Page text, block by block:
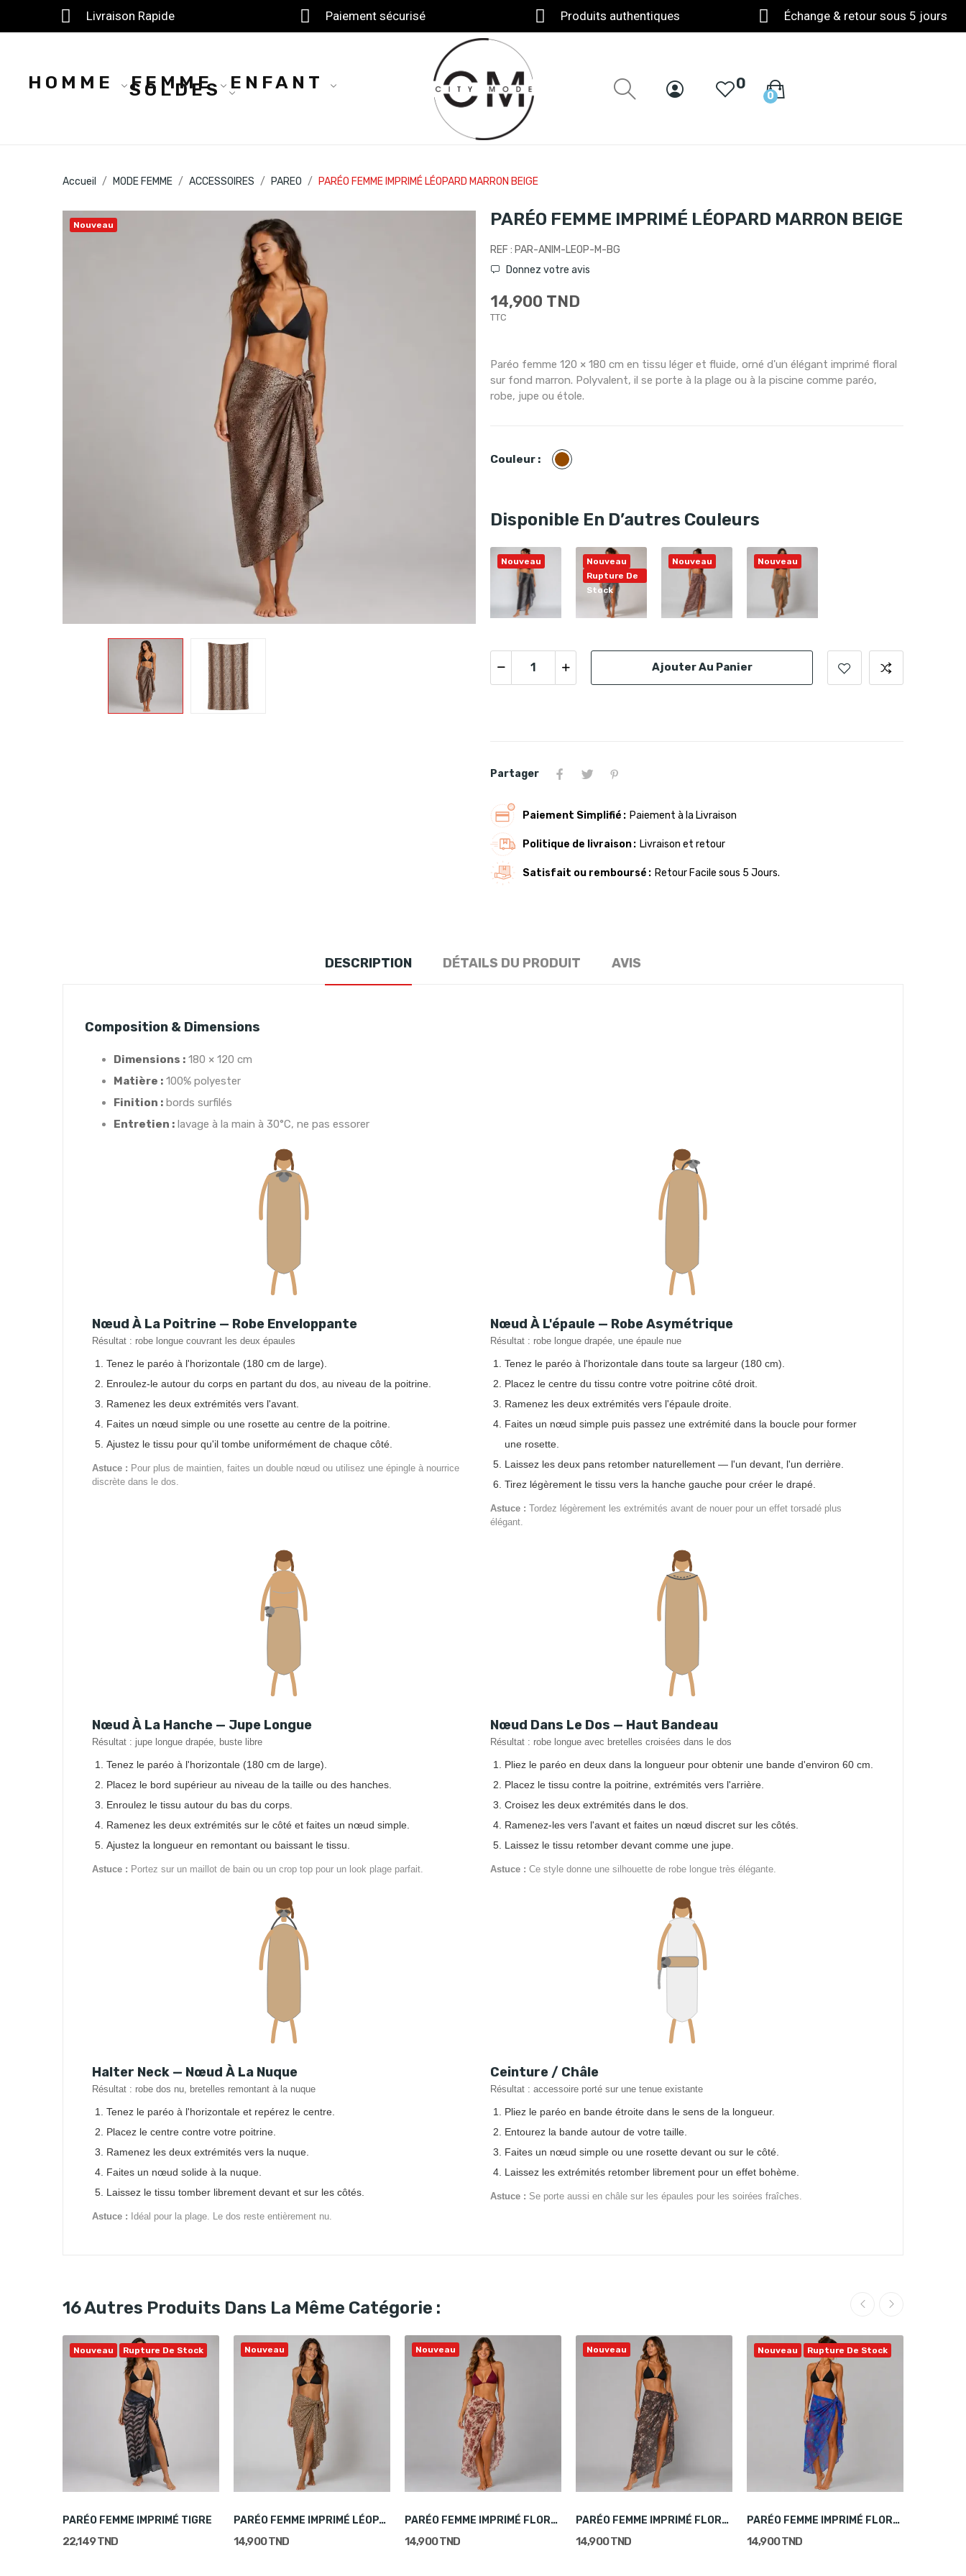
Livraison Rapide Paiement sécurisé Produits authentiques Échange & retour sous 5 jours
HOMME FEMME ENFANT
SOLDES 0
0
Accueil MODE FEMME ACCESSOIRES PAREO PARÉO FEMME IMPRIMÉ LÉOPARD MARRON BEIGE
Nouveau PARÉO FEMME IMPRIMÉ LÉOPARD MARRON BEIGE
REF : PAR-ANIM-LEOP-M-BG
Donnez votre avis
14,900 TND
TTC
Paréo femme 120 × 180 cm en tissu léger et fluide, orné d'un élégant imprimé floral
sur fond marron. Polyvalent, il se porte à la plage ou à la piscine comme paréo,
robe, jupe ou étole.
Couleur : Marron
Disponible En D’autres Couleurs
Nouveau
Nouveau
Rupture De
Stock
Nouveau Nouveau
Ajouter Au Panier
Partager
Paiement Simplifié Paiement à la Livraison
Politique de livraison Livraison et retour
Satisfait ou remboursé Retour Facile sous 5 Jours.
DESCRIPTION DÉTAILS DU PRODUIT AVIS
Composition & Dimensions
Dimensions : 180 × 120 cm
Matière : 100% polyester
Finition : bords surfilés
Entretien : lavage à la main à 30°C, ne pas essorer
Nœud À La Poitrine — Robe Enveloppante
Résultat : robe longue couvrant les deux épaules
Tenez le paréo à l'horizontale (180 cm de large).
Enroulez-le autour du corps en partant du dos, au niveau de la poitrine.
Ramenez les deux extrémités vers l'avant.
Faites un nœud simple ou une rosette au centre de la poitrine.
Ajustez le tissu pour qu'il tombe uniformément de chaque côté.
Astuce : Pour plus de maintien, faites un double nœud ou utilisez une épingle à nourrice
discrète dans le dos.
Nœud À L'épaule — Robe Asymétrique
Résultat : robe longue drapée, une épaule nue
Tenez le paréo à l'horizontale dans toute sa largeur (180 cm).
Placez le centre du tissu contre votre poitrine côté droit.
Ramenez les deux extrémités vers l'épaule droite.
Faites un nœud simple puis passez une extrémité dans la boucle pour former
une rosette.
Laissez les deux pans retomber naturellement — l'un devant, l'un derrière.
Tirez légèrement le tissu vers la hanche gauche pour créer le drapé.
Astuce : Tordez légèrement les extrémités avant de nouer pour un effet torsadé plus
élégant.
Nœud À La Hanche — Jupe Longue
Résultat : jupe longue drapée, buste libre
Tenez le paréo à l'horizontale (180 cm de large).
Placez le bord supérieur au niveau de la taille ou des hanches.
Enroulez le tissu autour du bas du corps.
Ramenez les deux extrémités sur le côté et faites un nœud simple.
Ajustez la longueur en remontant ou baissant le tissu.
Astuce : Portez sur un maillot de bain ou un crop top pour un look plage parfait.
Nœud Dans Le Dos — Haut Bandeau
Résultat : robe longue avec bretelles croisées dans le dos
Pliez le paréo en deux dans la longueur pour obtenir une bande d'environ 60 cm.
Placez le tissu contre la poitrine, extrémités vers l'arrière.
Croisez les deux extrémités dans le dos.
Ramenez-les vers l'avant et faites un nœud discret sur les côtés.
Laissez le tissu retomber devant comme une jupe.
Astuce : Ce style donne une silhouette de robe longue très élégante.
Halter Neck — Nœud À La Nuque
Résultat : robe dos nu, bretelles remontant à la nuque
Tenez le paréo à l'horizontale et repérez le centre.
Placez le centre contre votre poitrine.
Ramenez les deux extrémités vers la nuque.
Faites un nœud solide à la nuque.
Laissez le tissu tomber librement devant et sur les côtés.
Astuce : Idéal pour la plage. Le dos reste entièrement nu.
Ceinture / Châle
Résultat : accessoire porté sur une tenue existante
Pliez le paréo en bande étroite dans le sens de la longueur.
Entourez la bande autour de votre taille.
Faites un nœud simple ou une rosette devant ou sur le côté.
Laissez les extrémités retomber librement pour un effet bohème.
Astuce : Se porte aussi en châle sur les épaules pour les soirées fraîches.
16 Autres Produits Dans La Même Catégorie :
Nouveau Rupture De Stock
PARÉO FEMME IMPRIMÉ TIGRE
22,149 TND
Nouveau
PARÉO FEMME IMPRIMÉ LÉOPARD BEIGE
14,900 TND
Nouveau
PARÉO FEMME IMPRIMÉ FLORAL BEIGE
14,900 TND
Nouveau
PARÉO FEMME IMPRIMÉ FLORAL MARRON
14,900 TND
Nouveau Rupture De Stock
PARÉO FEMME IMPRIMÉ FLORAL BLEU
14,900 TND